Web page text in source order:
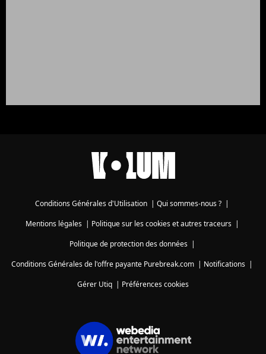
Conditions Générales d'Utilisation | Qui sommes-nous ? |
Mentions légales| Politique sur les cookies et autres traceurs|
Politique de protection des données|
Conditions Générales de l'offre payante Purebreak.com | Notifications |
Gérer Utiq | Préférences cookies